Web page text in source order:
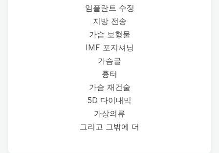
임플란트 수정
지방 전송
가슴 보형물
IMF 포지셔닝
가슴골
흉터
가슴 재건술
5D 다이내믹
가상의류
그리고 그밖에 더